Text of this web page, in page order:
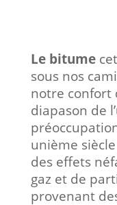
Le bitume
sous nos
notre confort
diapason de
unième siècle
des effets
gaz et de
provenant